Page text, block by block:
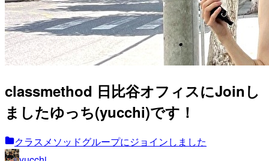
classmethod 日比谷オフィスにJoinし
ましたゆっち(yucchi)です！
クラスメソッドグループにジョインしました